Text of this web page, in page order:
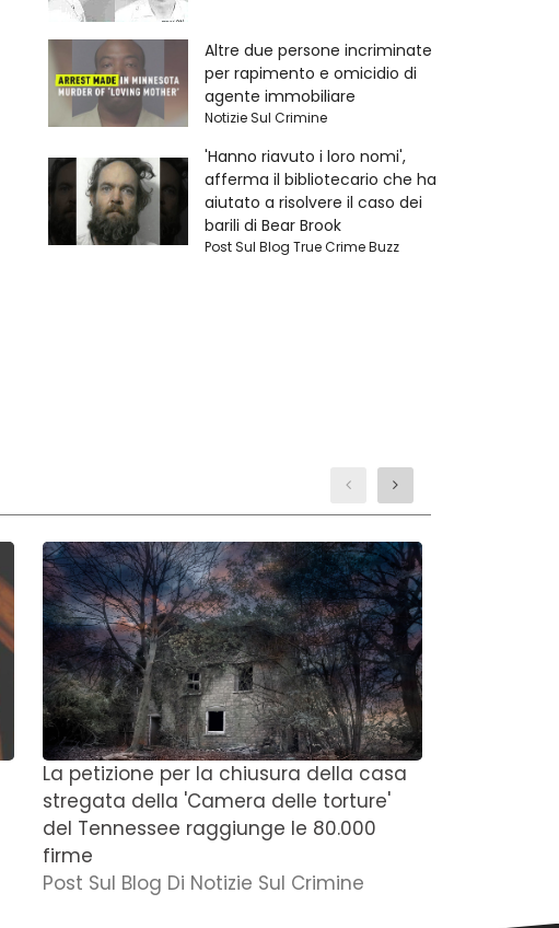
Altre due persone incriminate
per rapimento e omicidio di
agente immobiliare
Notizie Sul Crimine
'Hanno riavuto i loro nomi',
afferma il bibliotecario che ha
aiutato a risolvere il caso dei
barili di Bear Brook
Post Sul Blog True Crime Buzz
La petizione per la chiusura della casa
stregata della 'Camera delle torture'
del Tennessee raggiunge le 80.000
firme
Post Sul Blog Di Notizie Sul Crimine